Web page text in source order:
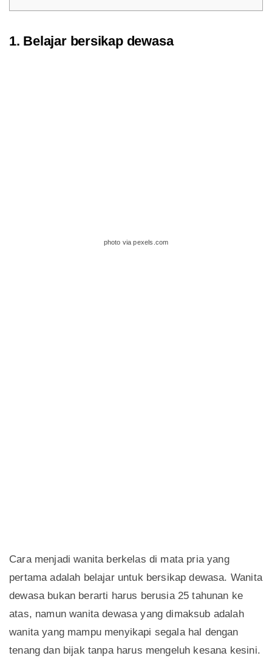
1. Belajar bersikap dewasa
photo via pexels.com
Cara menjadi wanita berkelas di mata pria yang
pertama adalah belajar untuk bersikap dewasa. Wanita
dewasa bukan berarti harus berusia 25 tahunan ke
atas, namun wanita dewasa yang dimaksub adalah
wanita yang mampu menyikapi segala hal dengan
tenang dan bijak tanpa harus mengeluh kesana kesini.